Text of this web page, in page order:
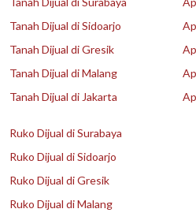
Tanah Dijual di Sidoarjo
Tanah Dijual di Gresik
Tanah Dijual di Malang
Tanah Dijual di Jakarta
Ruko Dijual di Surabaya
Ruko Dijual di Sidoarjo
Ruko Dijual di Gresik
Ruko Dijual di Malang